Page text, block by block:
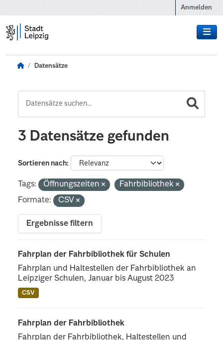
Anmelden
Datensätze
3 Datensätze gefunden
Sortieren nach
Tags: Öffnungszeiten
Fahrbibliothek
Formate:
CSV
Ergebnisse filtern
Fahrplan der Fahrbibliothek für Schulen
Fahrplan und Haltestellen der Fahrbibliothek an
Leipziger Schulen, Januar bis August 2023
CSV
Fahrplan der Fahrbibliothek
Fahrplan der Fahrbibliothek, Haltestellen und